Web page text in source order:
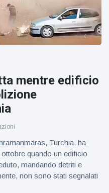
mentre edificio
Turchia, ha
quando un edificio
mandando detriti e
non sono stati segnalati